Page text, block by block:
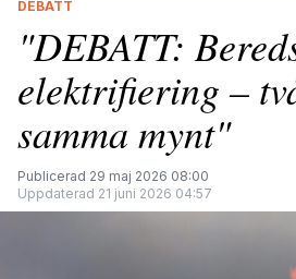
DEBATT
"DEBATT:
elektrifiering –
samma mynt"
Publicerad 29 maj 2026 08:00
Uppdaterad 21 juni 2026 04:57